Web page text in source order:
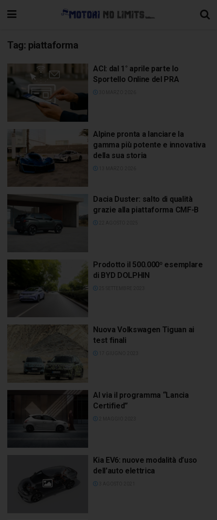
Tag: piattaforma
ACI: dal 1° aprile parte lo
Sportello Online del PRA
Alpine pronta a lanciare la
gamma più potente e innovativa
della sua storia
Dacia Duster: salto di qualità
grazie alla piattaforma CMF-B
Prodotto il 500.000º esemplare
di BYD DOLPHIN
Nuova Volkswagen Tiguan ai
test finali
Al via il programma “Lancia
Certified”
Kia EV6: nuove modalità d’uso
dell’auto elettrica